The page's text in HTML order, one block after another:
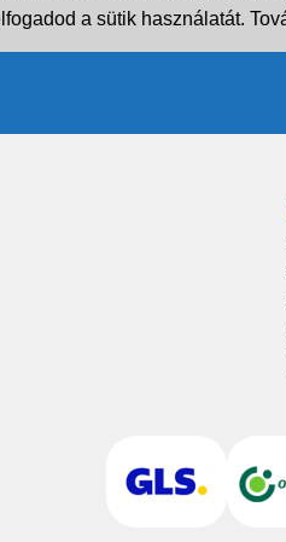
a sütik használatát.